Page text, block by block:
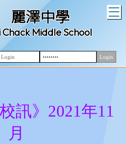
麗澤中學
Chack Middle School